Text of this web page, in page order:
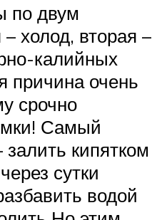
по двум
холод, вторая –
калийных
причина очень
срочно
Самый
кипятком
сутки
водой